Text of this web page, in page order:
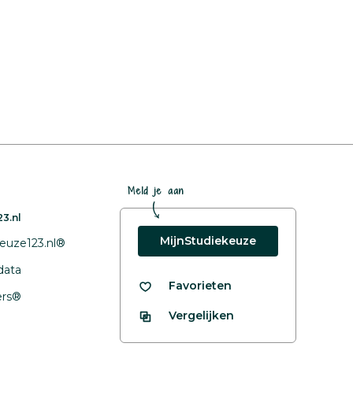
Meld je aan
MijnStudiekeuze
Favorieten
Vergelijken